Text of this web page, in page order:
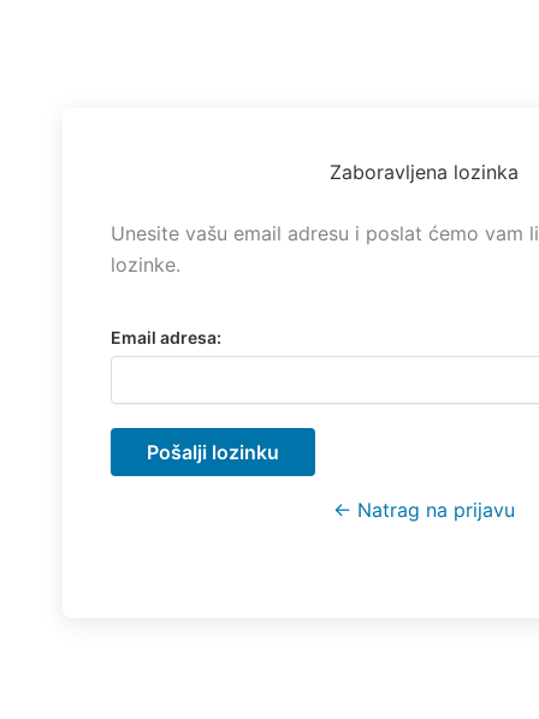
Zaboravljena lozinka
Unesite vašu email adresu i poslat ćemo vam
lozinke.
Email adresa:
Pošalji lozinku
← Natrag na prijavu